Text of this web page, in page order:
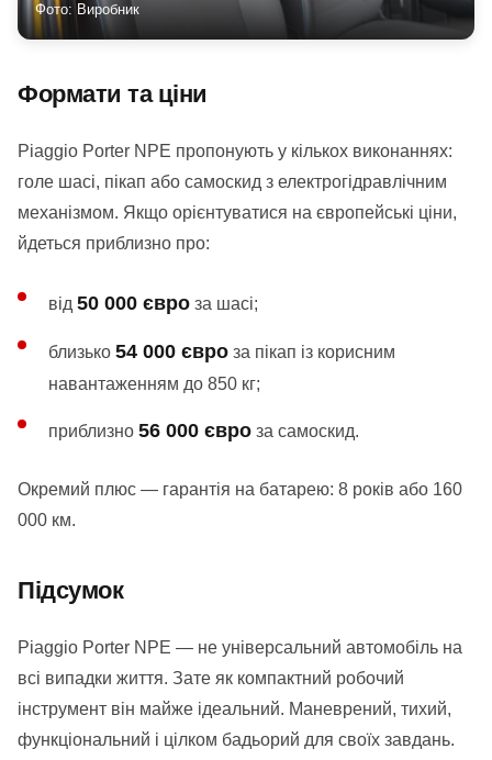
Фото: Виробник
Формати та ціни
Piaggio Porter NPE пропонують у кількох виконаннях:
голе шасі, пікап або самоскид з електрогідравлічним
механізмом. Якщо орієнтуватися на європейські ціни,
йдеться приблизно про:
від 50 000 євро за шасі;
близько 54 000 євро за пікап із корисним
навантаженням до 850 кг;
приблизно 56 000 євро за самоскид.
Окремий плюс — гарантія на батарею: 8 років або 160
000 км.
Підсумок
Piaggio Porter NPE — не універсальний автомобіль на
всі випадки життя. Зате як компактний робочий
інструмент він майже ідеальний. Маневрений, тихий,
функціональний і цілком бадьорий для своїх завдань.